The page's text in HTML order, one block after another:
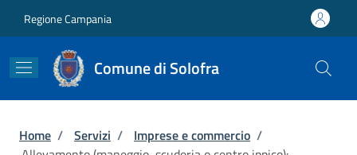
Regione Campania
Comune di Solofra
Briciole di pane
Home / Servizi / Imprese e commercio /